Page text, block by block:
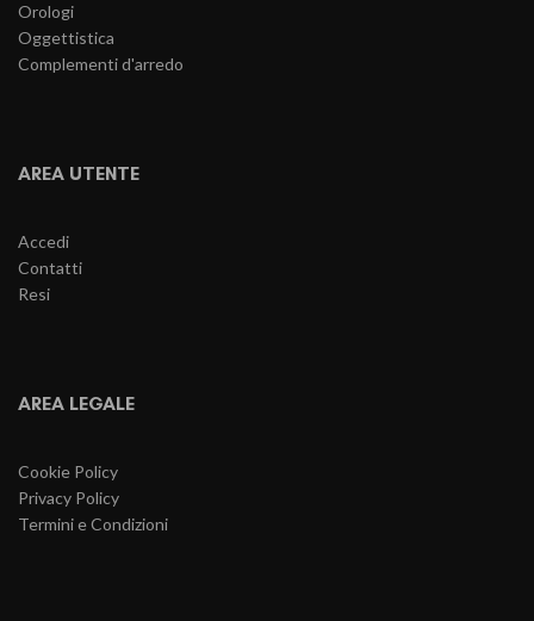
Orologi
Oggettistica
Complementi d'arredo
AREA UTENTE
Accedi
Contatti
Resi
AREA LEGALE
Cookie Policy
Privacy Policy
Termini e Condizioni